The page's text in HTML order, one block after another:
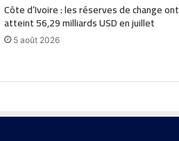
Côte d’Ivoire : les réserves de change ont
atteint 56,29 milliards USD en juillet
5 août 2026